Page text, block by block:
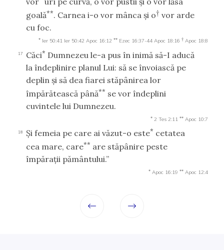
goală**. Carnea i-o vor mânca şi o† vor arde
cu foc.
* Ier 50:41 Ier 50:42 Apoc 16:12 ** Ezec 16:37-44 Apoc 18:16 † Apoc 18:8
17 Căci* Dumnezeu le-a pus în inimă să-I aducă
la îndeplinire planul Lui: să se învoiască pe
deplin şi să dea fiarei stăpânirea lor
împărătească până** se vor îndeplini
cuvintele lui Dumnezeu.
* 2 Tes 2:11 ** Apoc 10:7
18 Şi femeia pe care ai văzut-o este* cetatea
cea mare, care** are stăpânire peste
împăraţii pământului.”
* Apoc 16:19 ** Apoc 12:4